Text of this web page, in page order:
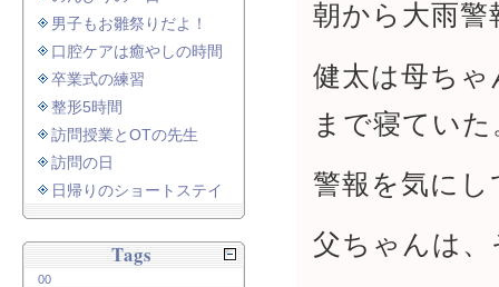
朝から大雨
健太は母ち
まで寝ていた
警報を気に
父ちゃんは
男子もお雛祭りだよ！
口腔ケアは癒やしの時間
卒業式の練習
整形5時間
訪問授業とOTの先生
訪問の日
日帰りのショートステイ
Tags
00